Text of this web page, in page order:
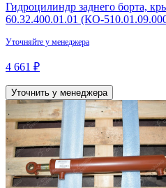
Гидроцилиндр заднего борта,
60.32.400.01.01 (КО-
Уточняйте у менеджера
4 661 ₽
Уточнить у менеджера